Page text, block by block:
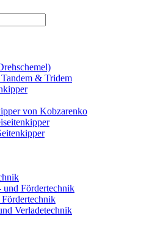
& Tridem
von Kobzarenko
und Fördertechnik
Verladetechnik